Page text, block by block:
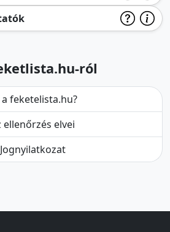
ról
feketelista.hu?
ellenőrzés elvei
Jognyilatkozat